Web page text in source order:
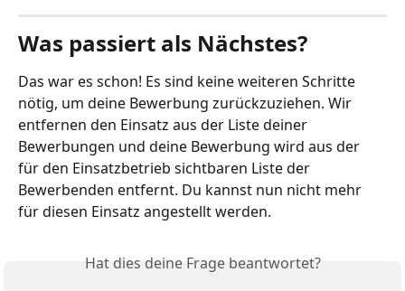
Was passiert als Nächstes?
Das war es schon! Es sind keine weiteren Schritte
nötig, um deine Bewerbung zurückzuziehen. Wir
entfernen den Einsatz aus der Liste deiner
Bewerbungen und deine Bewerbung wird aus der
für den Einsatzbetrieb sichtbaren Liste der
Bewerbenden entfernt. Du kannst nun nicht mehr
für diesen Einsatz angestellt werden.
Hat dies deine Frage beantwortet?